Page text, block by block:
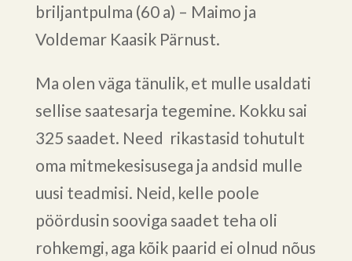
briljantpulma (60 a) – Maimo ja
Voldemar Kaasik Pärnust.
Ma olen väga tänulik, et mulle usaldati
sellise saatesarja tegemine. Kokku sai
325 saadet. Need rikastasid tohutult
oma mitmekesisusega ja andsid mulle
uusi teadmisi. Neid, kelle poole
pöördusin sooviga saadet teha oli
rohkemgi, aga kõik paarid ei olnud nõus